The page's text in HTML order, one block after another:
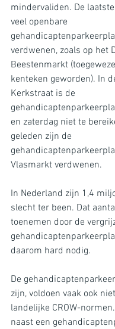
mindervaliden. De
veel openbare
verdwenen, zoals op het
Beestenmarkt
kenteken geworden). In
Kerkstraat is de
en zaterdag niet te
geleden zijn de
Vlasmarkt verdwenen.
In Nederland zijn 1,4
slecht ter been. Dat
toenemen door de
daarom hard nodig.
De
zijn, voldoen vaak ook
landelijke CROW-
naast een